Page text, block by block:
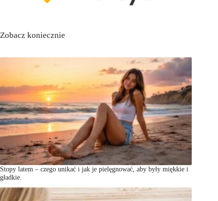
Zobacz koniecznie
Stopy latem – czego unikać i jak je pielęgnować, aby były miękkie i
gładkie.